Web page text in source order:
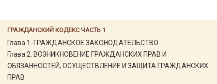
ГРАЖДАНСКИЙ КОДЕКС ЧАСТЬ 1
Глава 1. ГРАЖДАНСКОЕ ЗАКОНОДАТЕЛЬСТВО
Глава 2. ВОЗНИКНОВЕНИЕ ГРАЖДАНСКИХ ПРАВ И
ОБЯЗАННОСТЕЙ, ОСУЩЕСТВЛЕНИЕ И ЗАЩИТА ГРАЖДАНСКИХ
ПРАВ